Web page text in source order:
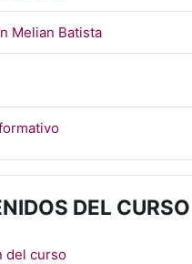
Melian BatistaPágina
DEL CURSO
del curso